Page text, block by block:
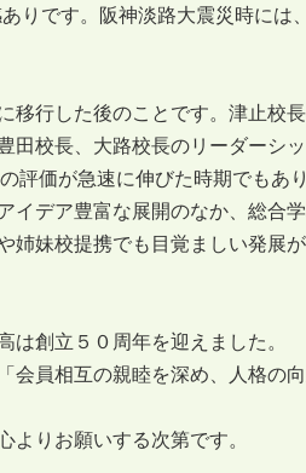
りです。阪神淡路大震災時には
移行した後のことです。津止校
校長、大路校長のリーダーシッ
評価が急速に伸びた時期でもあ
イデア豊富な展開のなか、総合
姉妹校提携でも目覚ましい発展
創立５０周年を迎えました。
員相互の親睦を深め、人格の向
りお願いする次第です。